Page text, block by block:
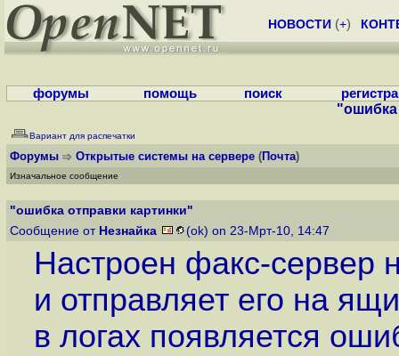
НОВОСТИ (+)
форумы помощь поиск
"ошибка
Вариант для распечатки
Форумы Открытые системы на сервере (Почта)
Изначальное сообщение
"ошибка отправки картинки"
Сообщение от Незнайка (ok) on 23-Мрт-10, 14:47
Настроен факс-сервер
и отправляет его на
в логах появляется